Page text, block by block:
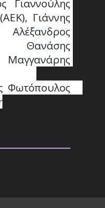
Γιαννούλης
Γιάννης
Θανάσης
Μαγγανάρης
Φωτόπουλος